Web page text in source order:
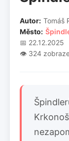
Autor: Tomáš
Město:
📅 22.12.2025
👁️ 324